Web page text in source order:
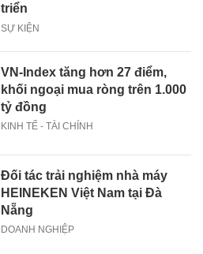
triển
SỰ KIỆN
VN-Index tăng hơn 27 điểm,
khối ngoại mua ròng trên 1.000
tỷ đồng
KINH TẾ - TÀI CHÍNH
Đối tác trải nghiệm nhà máy
HEINEKEN Việt Nam tại Đà
Nẵng
DOANH NGHIỆP